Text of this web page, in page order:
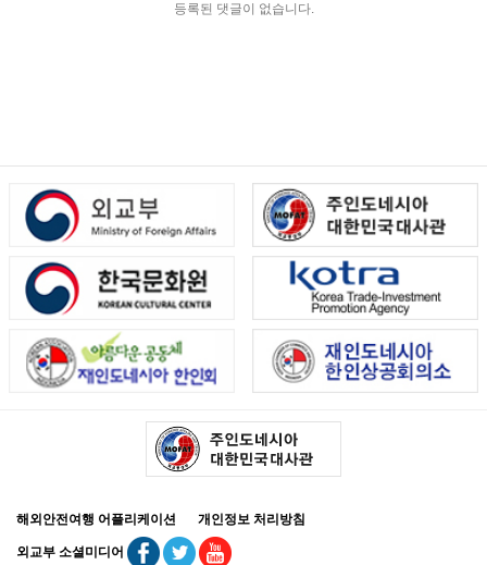
등록된 댓글이 없습니다.
해외안전여행 어플리케이션 개인정보 처리방침
외교부 소셜미디어